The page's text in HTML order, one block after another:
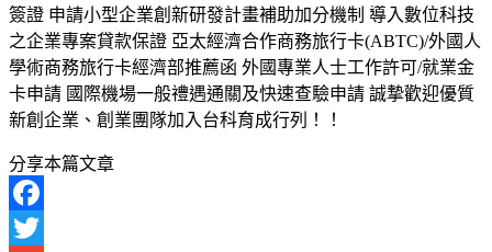
簽證 申請小型企業創新研發計畫補助加分機制 導入數位科技
之企業專案貸款保證 亞太經濟合作商務旅行卡(ABTC)/外國人
學術商務旅行卡經濟部推薦函 外國專業人士工作許可/就業金
卡申請 國際機場一般禮遇通關及快速查驗申請 誠摯歡迎優質
新創企業、創業團隊加入台科育成行列！！
分享本篇文章
Facebook